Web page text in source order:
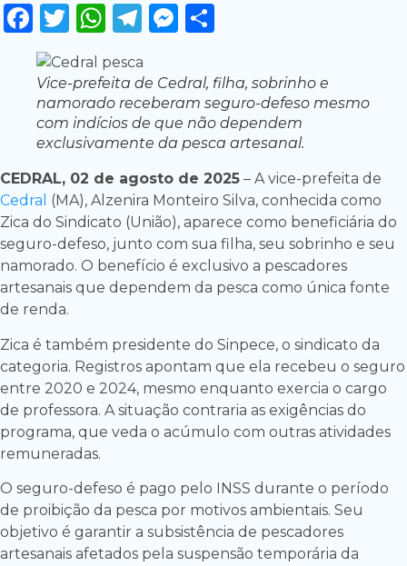
Facebook
Twitter
WhatsApp
Telegram
Messenger
Vice-prefeita de Cedral, filha, sobrinho e
namorado receberam seguro-defeso mesmo
com indícios de que não dependem
exclusivamente da pesca artesanal.
CEDRAL, 02 de agosto de 2025 – A vice-prefeita de
Cedral (MA), Alzenira Monteiro Silva, conhecida como
Zica do Sindicato (União), aparece como beneficiária do
seguro-defeso, junto com sua filha, seu sobrinho e seu
namorado. O benefício é exclusivo a pescadores
artesanais que dependem da pesca como única fonte
de renda.
Zica é também presidente do Sinpece, o sindicato da
categoria. Registros apontam que ela recebeu o seguro
entre 2020 e 2024, mesmo enquanto exercia o cargo
de professora. A situação contraria as exigências do
programa, que veda o acúmulo com outras atividades
remuneradas.
O seguro-defeso é pago pelo INSS durante o período
de proibição da pesca por motivos ambientais. Seu
objetivo é garantir a subsistência de pescadores
artesanais afetados pela suspensão temporária da